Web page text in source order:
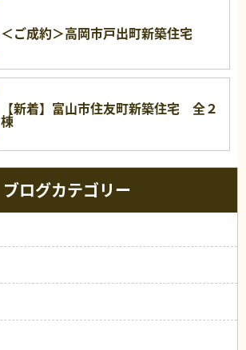
＜ご成約＞高岡市戸出町新築住宅
【新着】富山市住友町新築住宅 全２
棟
ブログカテゴリー